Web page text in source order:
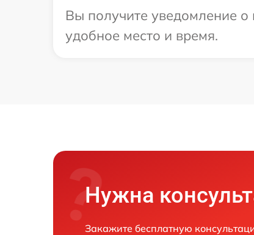
Вы получите уведомление о
удобное место и время.
Нужна
Закажите бесплатную